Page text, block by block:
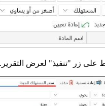
على زر "تنفيذ" لعرض التقرير.